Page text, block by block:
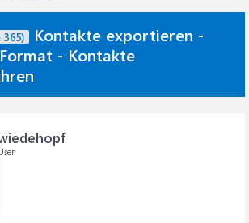
Kontakte exportieren -
- Kontakte